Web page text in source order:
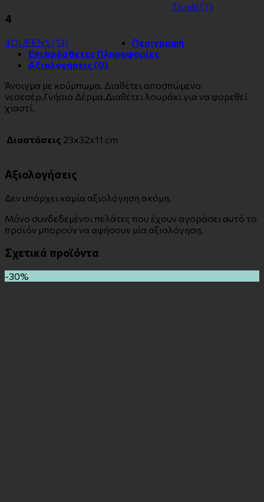
Τrunki (7)
4
4QUEENS (13)
Περιγραφή
Επιπρόσθετες Πληροφορίες
Αξιολογήσεις (0)
Άνοιγμα με κούμπωμα. Διαθέτει αποσπώμενο
νεσεσέρ.Γνήσιο Δέρμα.Διαθέτει λουράκι για να φορεθεί
χιαστί.
Διαστάσεις 23x32x11 cm
Αξιολογήσεις
Δεν υπάρχει καμία αξιολόγηση ακόμη.
Μόνο συνδεδεμένοι πελάτες που έχουν αγοράσει αυτό το
προϊόν μπορούν να αφήσουν μία αξιολόγηση.
Σχετικά προϊόντα
-30%